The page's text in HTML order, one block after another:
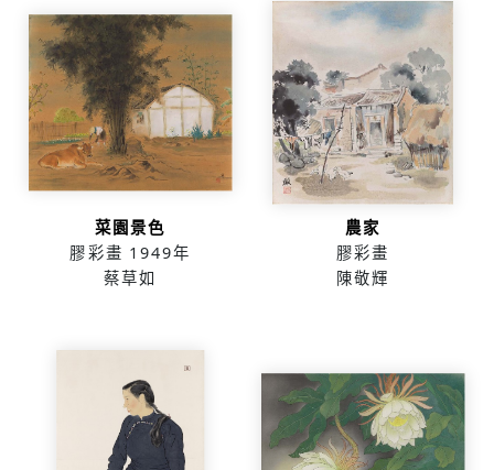
菜園景色
膠彩畫 1949年
蔡草如
農家
膠彩畫
陳敬輝